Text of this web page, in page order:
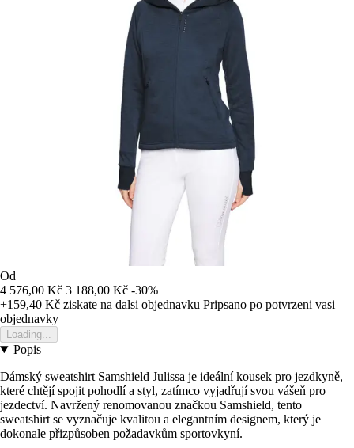
Od
4 576,00 Kč 3 188,00 Kč -30%
+159,40 Kč ziskate na dalsi objednavku Pripsano po potvrzeni vasi
objednavky
Loading...
Popis
Dámský sweatshirt Samshield Julissa je ideální kousek pro jezdkyně,
které chtějí spojit pohodlí a styl, zatímco vyjadřují svou vášeň pro
jezdectví. Navržený renomovanou značkou Samshield, tento
sweatshirt se vyznačuje kvalitou a elegantním designem, který je
dokonale přizpůsoben požadavkům sportovkyní.